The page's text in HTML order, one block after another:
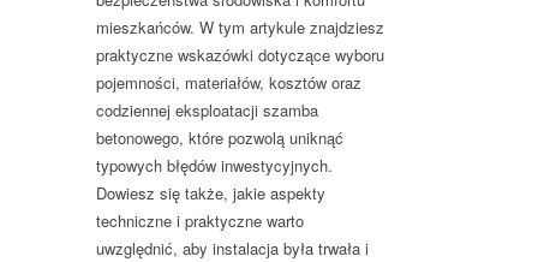
mieszkańców. W tym artykule znajdziesz
praktyczne wskazówki dotyczące wyboru
pojemności, materiałów, kosztów oraz
codziennej eksploatacji szamba
betonowego, które pozwolą uniknąć
typowych błędów inwestycyjnych.
Dowiesz się także, jakie aspekty
techniczne i praktyczne warto
uwzględnić, aby instalacja była trwała i